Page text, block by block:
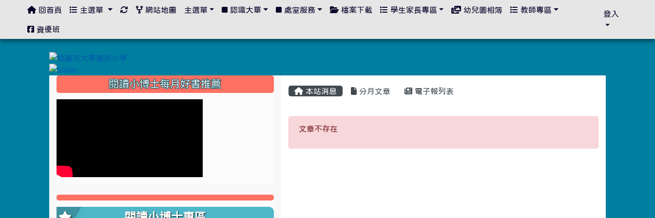
本站消息 分月文章 電子報列表
文章不存在
文章不存在
::: 閱讀小博士每月好書推薦
回首頁 主選單 網站地圖 主選單 認識大華 處室服務 檔案下載 學生家長專區 幼兒園相簿 教師專區
資優班
登入